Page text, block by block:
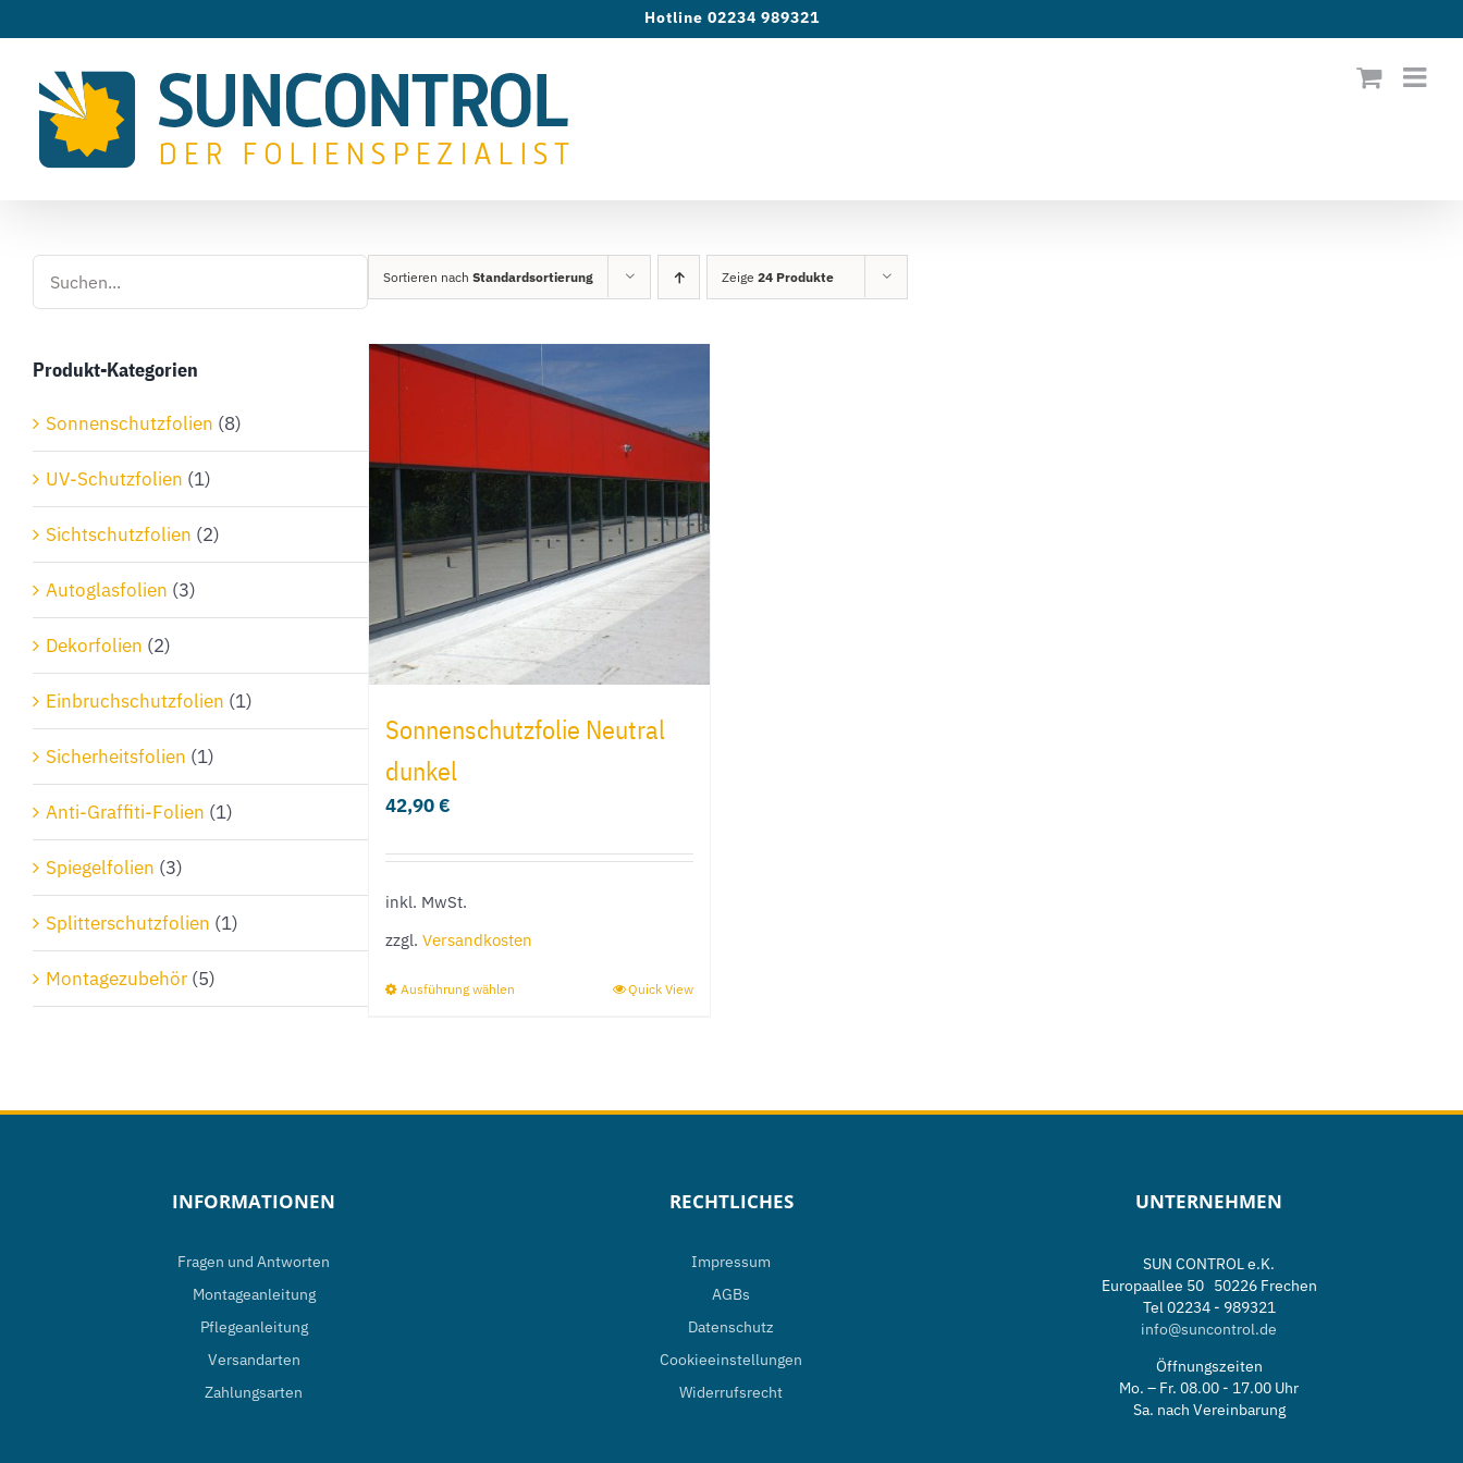
springen
Hotline 02234 989321
Sortieren nachStandardsortierung Zeige24 Produkte
Sonnenschutzfolie Neutral
dunkel
42,90€
inkl. MwSt.
zzgl.Versandkosten
Ausführung wählen Quick View
Produkt-Kategorien
Sonnenschutzfolien (8)
UV-Schutzfolien (1)
Sichtschutzfolien (2)
Autoglasfolien (3)
Dekorfolien (2)
Einbruchschutzfolien (1)
Sicherheitsfolien (1)
Anti-Graffiti-Folien (1)
Spiegelfolien (3)
Splitterschutzfolien (1)
Montagezubehör (5)
INFORMATIONEN
Fragen und Antworten
Montageanleitung
Pflegeanleitung
Versandarten
Zahlungsarten
RECHTLICHES
Impressum
AGBs
Datenschutz
Cookieeinstellungen
Widerrufsrecht
UNTERNEHMEN
SUN CONTROL e.K.
Europaallee 50 50226 Frechen
Tel 02234 - 989321
info@suncontrol.de
Öffnungszeiten
Mo. – Fr. 08.00 - 17.00 Uhr
Sa. nach Vereinbarung